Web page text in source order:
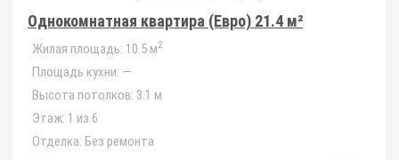
Однокомнатная квартира (Евро) 21.4 м²
Жилая площадь: 10.5 м2
Площадь кухни: —
Высота потолков: 3.1 м
Этаж: 1 из 6
Отделка: Без ремонта